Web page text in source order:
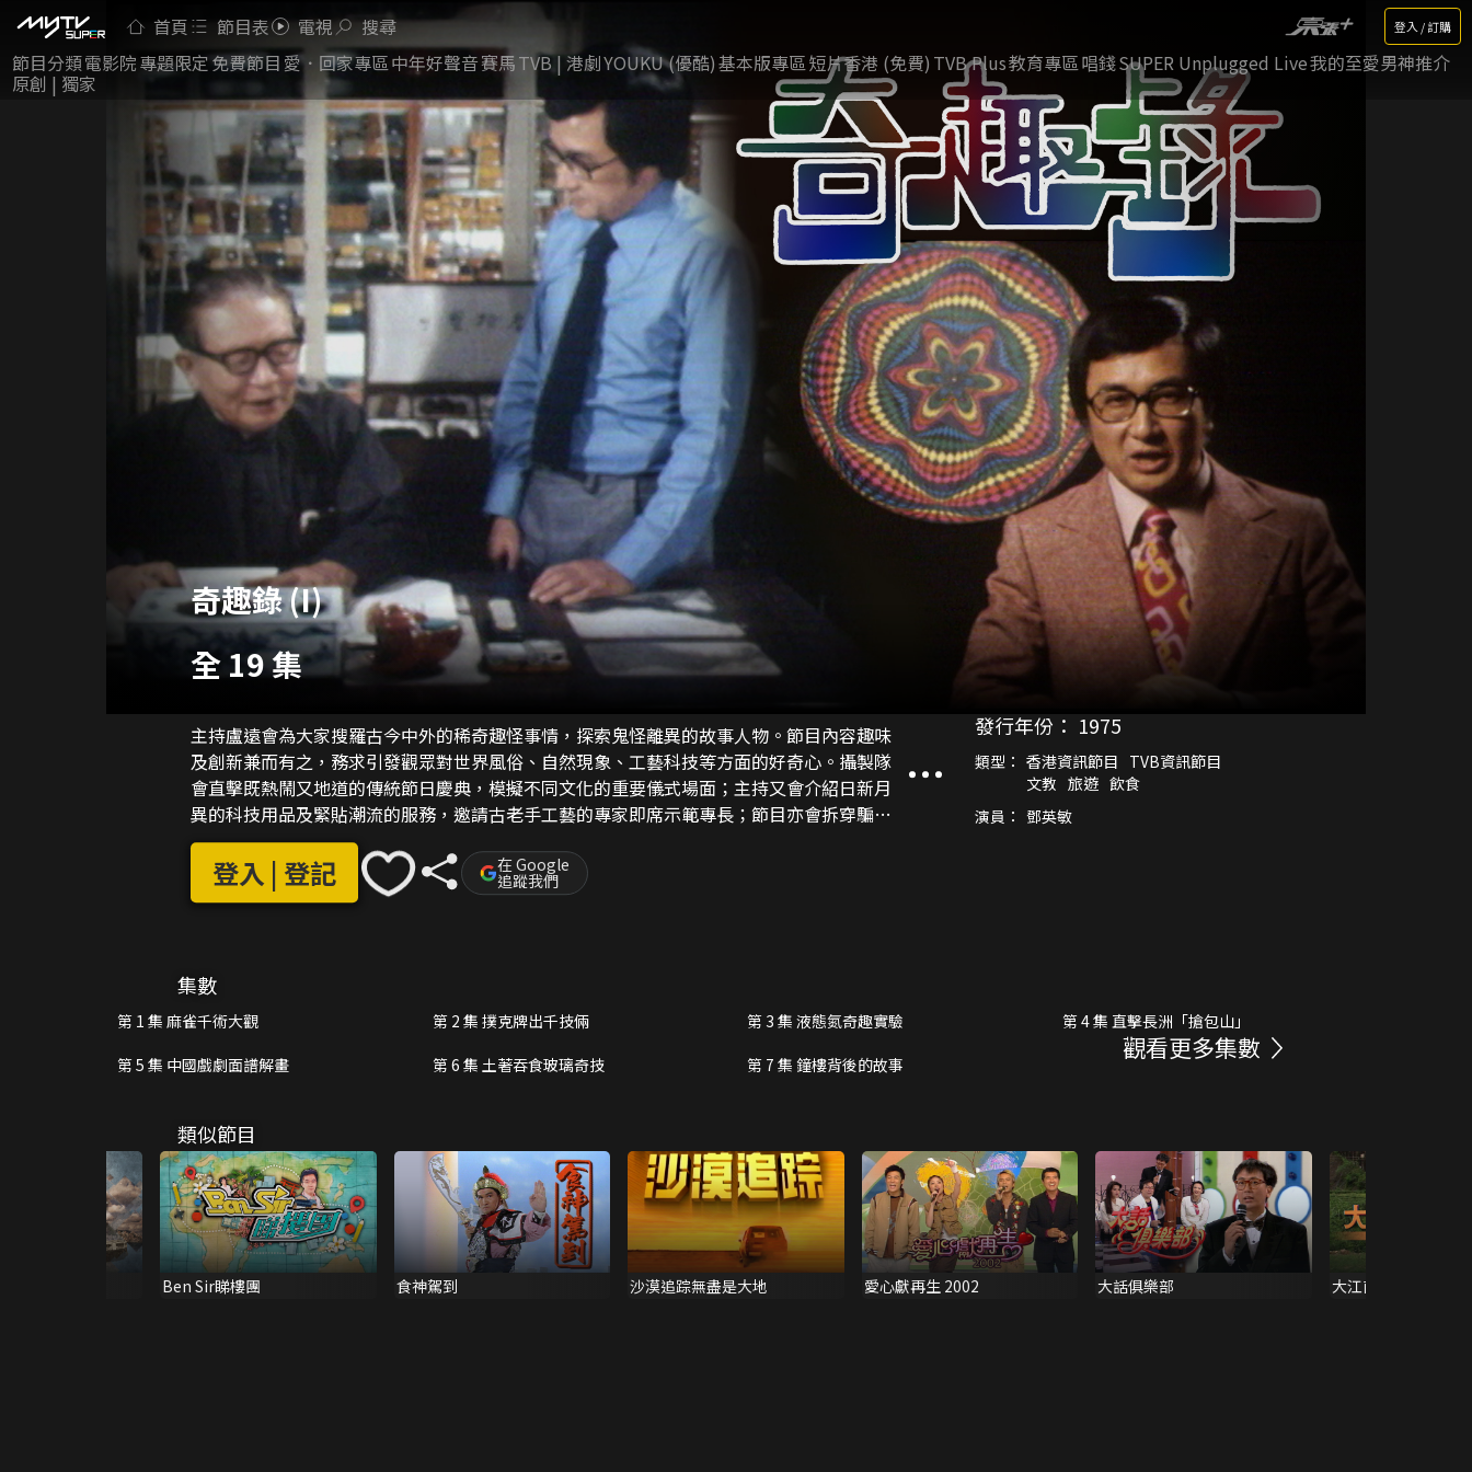
首頁 節目表 電視 搜尋 登入 / 訂購
節目分類電影院專題限定免費節目 愛．回家專區中年好聲音賽馬TVB | 港劇YOUKU (優酷)基本版專區短片香港 (免費) TVB Plus教育專區唱錢SUPER Unplugged Live我的至愛男神推介
原創 | 獨家
奇趣錄 (I)
全 19 集
主持盧遠會為大家搜羅古今中外的稀奇趣怪事情，探索鬼怪離異的故事人物。節目內容趣味
及創新兼而有之，務求引發觀眾對世界風俗、自然現象、工藝科技等方面的好奇心。攝製隊
會直擊既熱鬧又地道的傳統節日慶典，模擬不同文化的重要儀式場面；主持又會介紹日新月
異的科技用品及緊貼潮流的服務，邀請古老手工藝的專家即席示範專長；節目亦會拆穿騙徒
及老千招搖撞騙的西洋鏡，送上外國奇人異士的驚險演出片段，保證讓觀眾大開眼界。
登入 | 登記 在 Google
追蹤我們
發行年份： 1975
類型： 香港資訊節目 TVB資訊節目
文教 旅遊 飲食
演員： 鄧英敏
集數
第 1 集 麻雀千術大觀 第 2 集 撲克牌出千技倆 第 3 集 液態氮奇趣實驗
第 4 集 直擊長洲「搶包山」
第 5 集 中國戲劇面譜解畫
第 6 集 土著吞食玻璃奇技 第 7 集 鐘樓背後的故事
觀看更多集數
類似節目
Ben Sir睇樓團 食神駕到 沙漠追踪無盡是大地 愛心獻再生 2002 大話俱樂部 大江南北 1996 II